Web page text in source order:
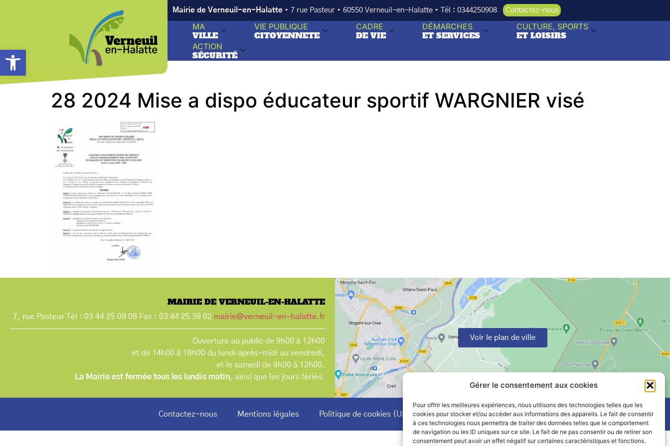
Ouvrir la barre d’outils
Gérer le consentement aux cookies
Pour offrir les meilleures expériences, nous utilisons des technologies telles que les
cookies pour stocker et/ou accéder aux informations des appareils. Le fait de consentir
à ces technologies nous permettra de traiter des données telles que le comportement
de navigation ou les ID uniques sur ce site. Le fait de ne pas consentir ou de retirer son
consentement peut avoir un effet négatif sur certaines caractéristiques et fonctions.
Mairie de Verneuil-en-Halatte • 7 rue Pasteur • 60550 Verneuil-en-Halatte • Tél : 0344250908 Contactez-nous
MA
VILLE
VIE PUBLIQUE
CITOYENNETE
CADRE
DE VIE
DÉMARCHES
ET SERVICES
CULTURE, SPORTS
ET LOISIRS
ACTION
SÉCURITÉ
28 2024 Mise a dispo éducateur sportif WARGNIER visé
MAIRIE DE VERNEUIL-EN-HALATTE
7, rue Pasteur Tél : 03 44 25 09 08 Fax : 03 44 25 39 02 mairie@verneuil-en-halatte.fr
Ouverture au public de 9h00 à 12h00
et de 14h00 à 18h00 du lundi après-midi au vendredi,
et le samedi de 9h00 à 12h00.
La Mairie est fermée tous les lundis matin, ainsi que les jours fériés.
Voir le plan de ville
Contactez-nous Mentions légales Politique de cookies (UE)